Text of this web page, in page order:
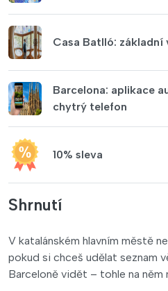
Casa Batlló:
Barcelona: aplikace
chytrý telefon
10% sleva
Shrnutí
V katalánském hlavním městě
pokud si chceš udělat seznam
Barceloně vidět – tohle na něm